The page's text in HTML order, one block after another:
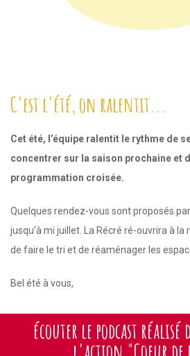
C'est l'été, on ralentit...
Cet été, l’équipe ralentit le rythme de
concentrer sur la saison prochaine et
programmation croisée.
Quelques rendez-vous sont proposés
jusqu’à mi juillet. La Récré ré-ouvrira à
de faire le tri et de réaménager les
Bel été à vous,
écouter le podcast réalisé